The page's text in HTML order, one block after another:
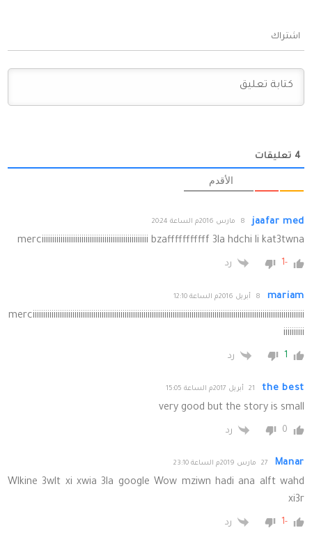
اشتراك
4 تعليقات
الأقدم
jaafar med 8 مارس 2016م الساعة 20:24
merciiiiiiiiiiiiiiiiiiiiiiiiiiiiiiiiiiiiiiiiiiiiiiiiiii bzafffffffffff 3la hdchi li kat3twna
-1 رد
mariam 8 أبريل 2016م الساعة 12:10
merciiiiiiiiiiiiiiiiiiiiiiiiiiiiiiiiiiiiiiiiiiiiiiiiiiiiiiiiiiiiiiiiiiiiiiiiiiiiiiiiiiiiiiiiiiiiiiiiiiiiiiiiiiiiiiiiiiiiiiiiiiiiiiiiii
iiiiiiiiii
1 رد
the best 21 أبريل 2017م الساعة 15:05
very good but the story is small
0 رد
Manar 27 مارس 2019م الساعة 23:10
Wlkine 3wlt xi xwia 3la google Wow mziwn hadi ana alft wahd
xi3r
-1 رد